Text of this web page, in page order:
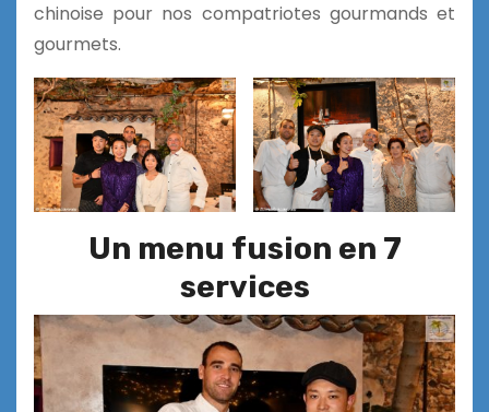
chinoise pour nos compatriotes gourmands et
gourmets.
Un menu fusion en 7
services